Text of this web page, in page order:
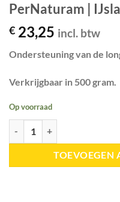
PerNaturam |
€ 23,25 incl. btw
Ondersteuning van de
Verkrijgbaar in 500 gram.
Op voorraad
TOEVOEGEN